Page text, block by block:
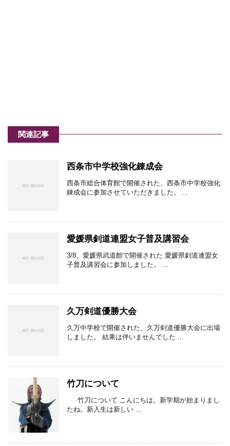
関連記事
西条市中学校強化錬成会
西条市総合体育館で開催された、西条市中学校強化
錬成会に参加させていただきました。 ...
愛媛県釗道連盟女子普及講習会
3/8、愛媛県武道館で開催された 愛媛県釗道連盟女
子普及講習会に参加しました。 ...
久万剣道優勝大会
久万中学校で開催された、久万剣道優勝大会に出場
しました。 結果は伴いませんでした ...
竹刀について
竹刀について こんにちは。新学期が始まりまし
たね。新入生は新しい ...